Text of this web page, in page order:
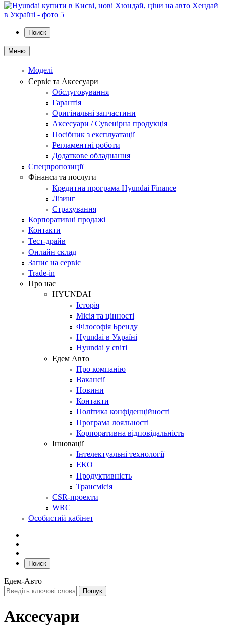
Поиск
Меню
Моделі
Сервіс та Аксесуари
Обслуговування
Гарантія
Оригінальні запчастини
Аксесуари / Сувенірна продукція
Посібник з експлуатації
Регламентні роботи
Додаткове обладнання
Спецпропозиції
Фінанси та послуги
Кредитна програма Hyundai Finance
Лізинг
Страхування
Корпоративні продажі
Контакти
Тест-драйв
Онлайн склад
Запис на сервіс
Trade-in
Про нас
HYUNDAI
Історія
Місія та цінності
Філософія Бренду
Hyundai в Україні
Hyundai у світі
Едем Авто
Про компанію
Вакансії
Новини
Контакти
Політика конфіденційності
Програма лояльності
Корпоративна відповідальність
Інновації
Інтелектуальні технології
ЕКО
Продуктивність
Трансмісія
CSR-проекти
WRC
Особистий кабінет
Поиск
Едем-Авто
Аксесуари